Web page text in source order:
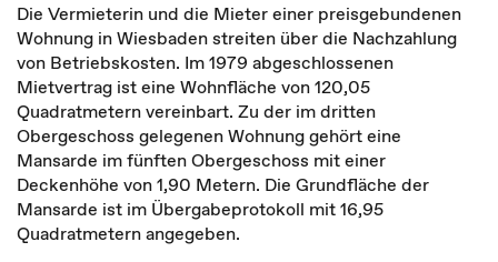
Die Vermieterin und die Mieter einer preisgebundenen
Wohnung in Wiesbaden streiten über die Nachzahlung
von Betriebskosten. Im 1979 abgeschlossenen
Mietvertrag ist eine Wohnfläche von 120,05
Quadratmetern vereinbart. Zu der im dritten
Obergeschoss gelegenen Wohnung gehört eine
Mansarde im fünften Obergeschoss mit einer
Deckenhöhe von 1,90 Metern. Die Grundfläche der
Mansarde ist im Übergabeprotokoll mit 16,95
Quadratmetern angegeben.